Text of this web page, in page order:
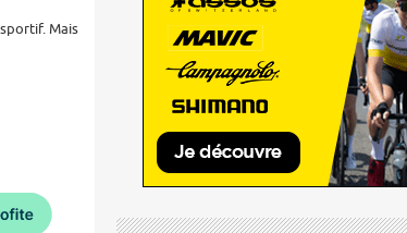
Mais